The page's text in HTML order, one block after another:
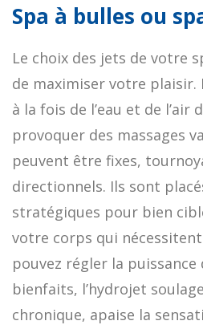
Spa à bulles ou
Le choix des jets de votre
de maximiser votre plaisir.
à la fois de l’eau et de
provoquer des massages
peuvent être fixes,
directionnels. Ils sont
stratégiques pour bien
votre corps qui nécessitent
pouvez régler la puissance
bienfaits, l’hydrojet
chronique, apaise la